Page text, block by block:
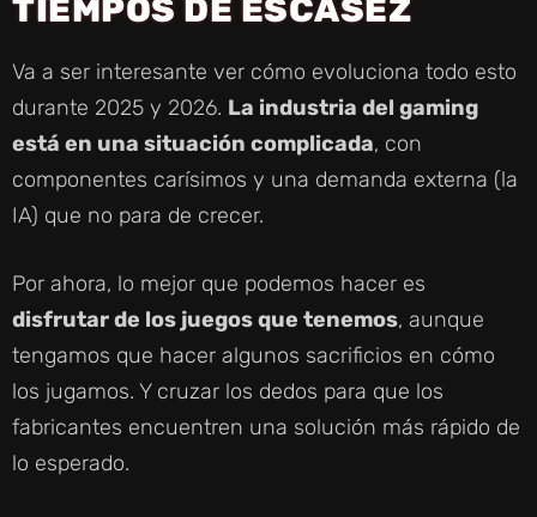
TIEMPOS DE ESCASEZ
Va a ser interesante ver cómo evoluciona todo esto
durante 2025 y 2026. La industria del gaming
está en una situación complicada, con
componentes carísimos y una demanda externa (la
IA) que no para de crecer.
Por ahora, lo mejor que podemos hacer es
disfrutar de los juegos que tenemos, aunque
tengamos que hacer algunos sacrificios en cómo
los jugamos. Y cruzar los dedos para que los
fabricantes encuentren una solución más rápido de
lo esperado.